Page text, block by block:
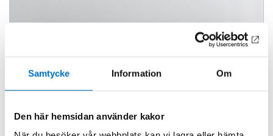
Samtycke Information Om
Den här hemsidan använder kakor